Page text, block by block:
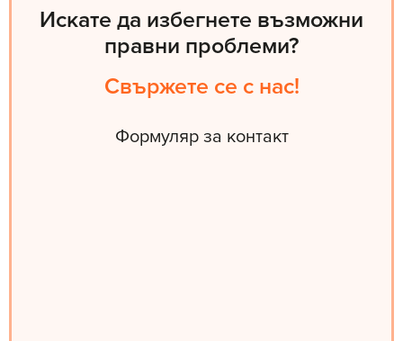
Искате да избегнете възможни
правни проблеми?
Свържете се с нас!
Формуляр за контакт